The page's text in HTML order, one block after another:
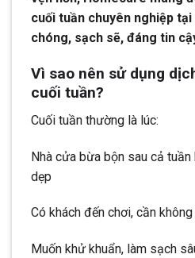
cuối tuần chuyên nghiệp
chóng, sạch sẽ, đáng tin
Vì sao nên sử dụng
cuối tuần?
Cuối tuần thường là lúc:
Nhà cửa bừa bộn sau cả
dẹp
Có khách đến chơi, cần
Muốn khử khuẩn, làm sạch